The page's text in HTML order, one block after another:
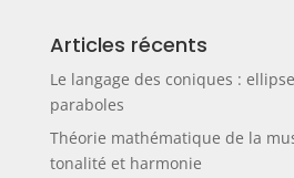
Articles récents
Le langage des coniques :
paraboles
Théorie mathématique de la
tonalité et harmonie